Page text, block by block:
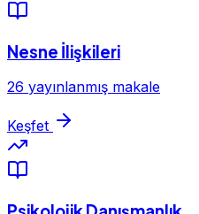
Nesne İlişkileri
26 yayınlanmış makale
Keşfet